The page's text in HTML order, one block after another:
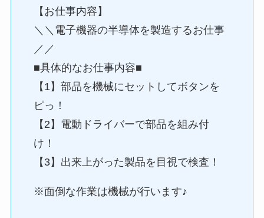
【お仕事内容】
＼＼電子機器の半導体を製造するお仕事
／／
■具体的なお仕事内容■
【1】部品を機械にセットしてボタンを
ピっ！
【2】電動ドライバーで部品を組み付
け！
【3】出来上がった製品を目視で検査！
※面倒な作業は機械が行います♪